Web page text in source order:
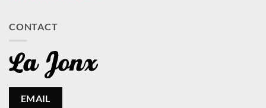
CONTACT
EMAIL